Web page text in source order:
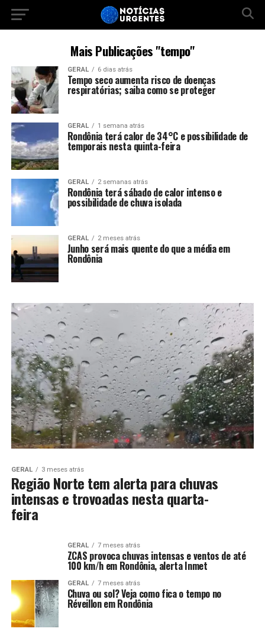
Mais Publicações "tempo"
GERAL 6 dias atrás
Tempo seco aumenta risco de doenças
respiratórias; saiba como se proteger
GERAL 1 semana atrás
Rondônia terá calor de 34°C e possibilidade de
temporais nesta quinta-feira
GERAL 2 semanas atrás
Rondônia terá sábado de calor intenso e
possibilidade de chuva isolada
GERAL 2 meses atrás
Junho será mais quente do que a média em
Rondônia
GERAL 3 meses atrás
Região Norte tem alerta para chuvas
intensas e trovoadas nesta quarta-
feira
GERAL 7 meses atrás
ZCAS provoca chuvas intensas e ventos de até
100 km/h em Rondônia, alerta Inmet
GERAL 7 meses atrás
Chuva ou sol? Veja como fica o tempo no
Réveillon em Rondônia